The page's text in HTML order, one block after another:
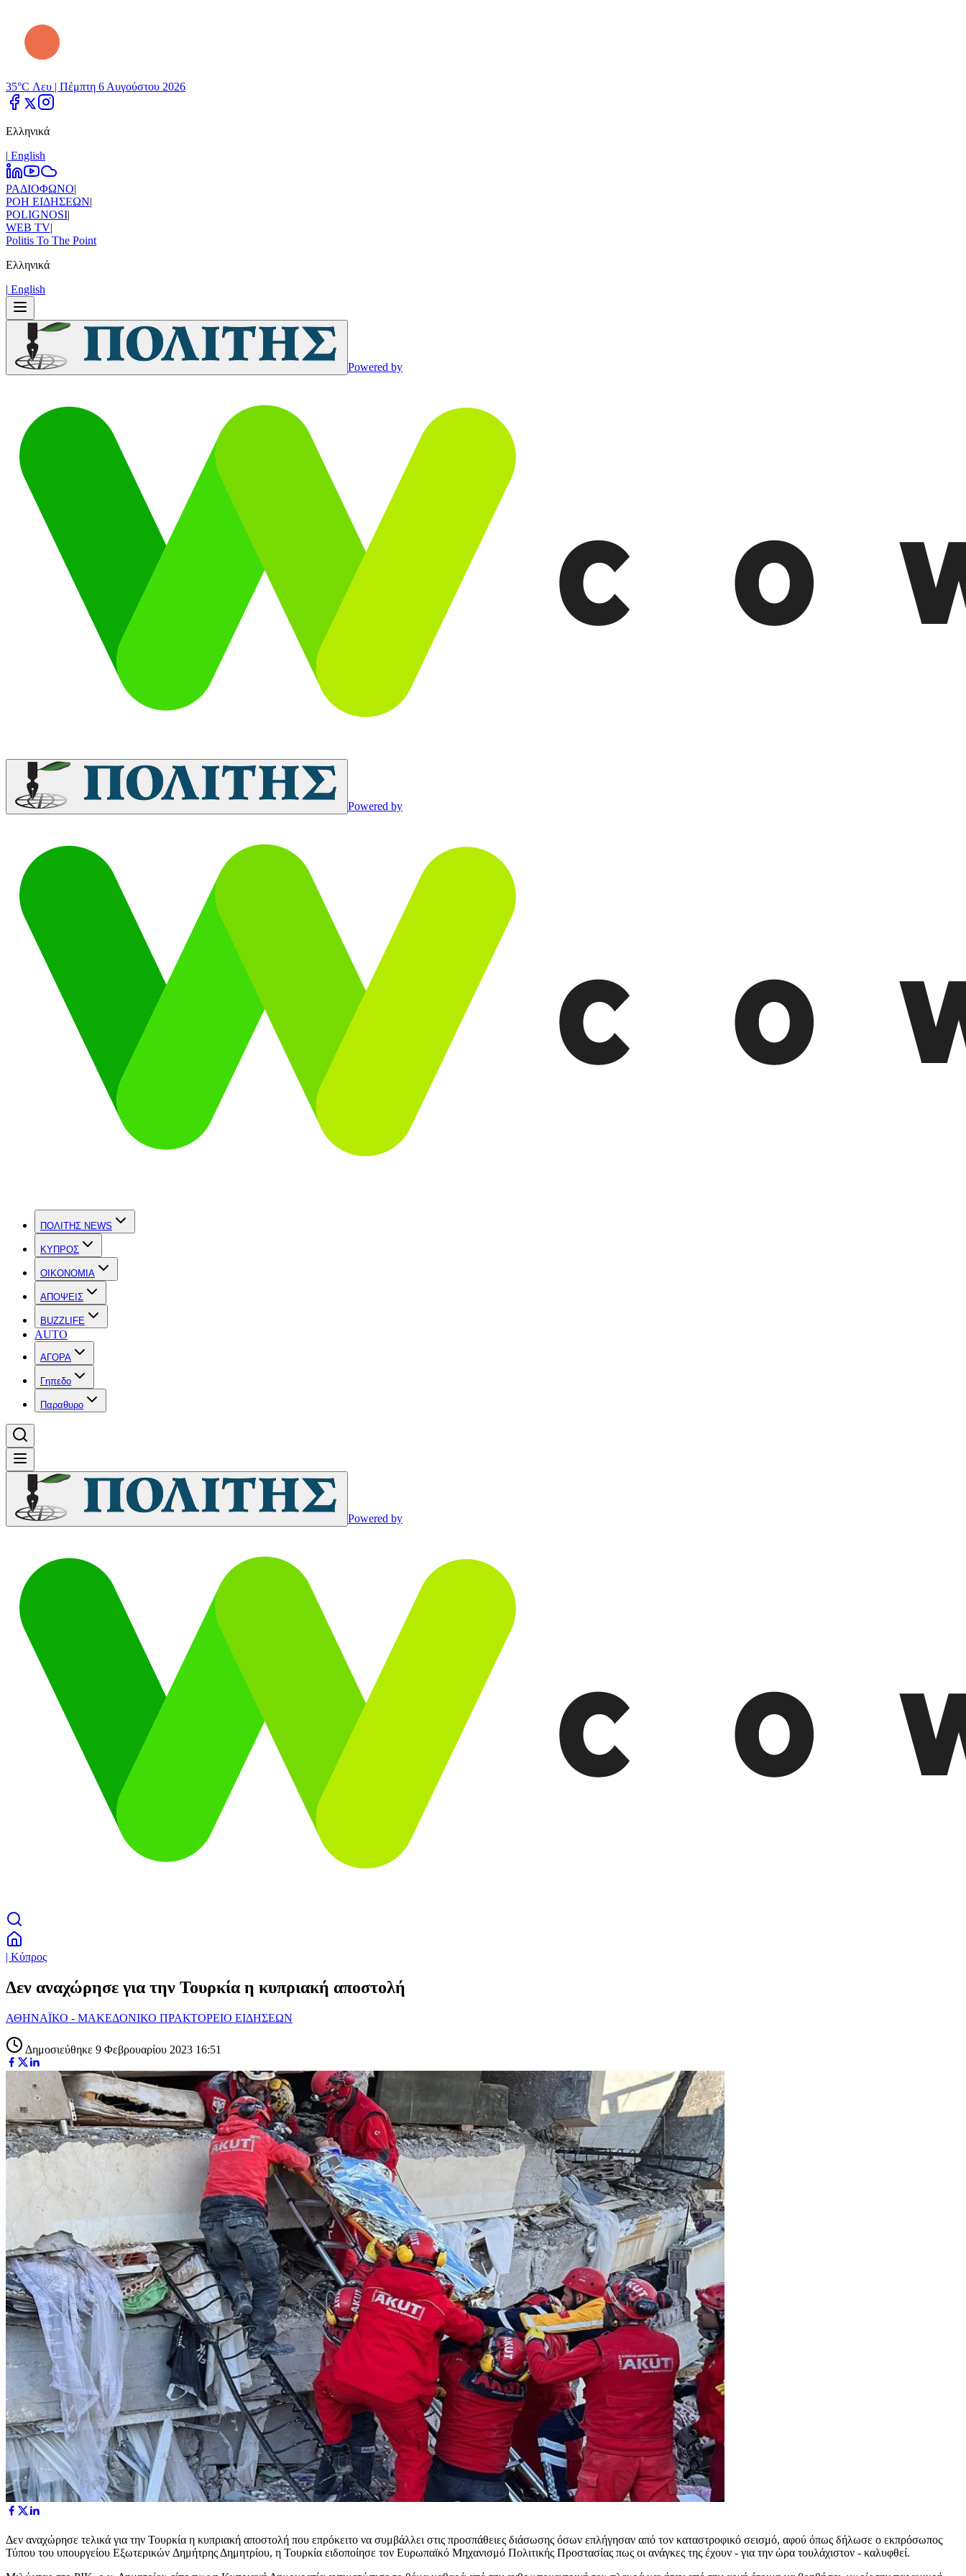
35°C Λευ | Πέμπτη 6 Αυγούστου 2026
Ελληνικά
| Εnglish
ΡΑΔΙΟΦΩΝΟ|
ΡΟΗ ΕΙΔΗΣΕΩΝ|
POLIGNOSI|
WEB TV|
Politis To The Point
Ελληνικά
| Εnglish
Powered by
Powered by
ΠΟΛΙΤΗΣ NEWS
ΚΥΠΡΟΣ
OIKONOMIA
ΑΠΟΨΕΙΣ
BUZZLIFE
AUTO
ΑΓΟΡΑ
Γηπεδο
Παραθυρο
Powered by
| Κύπρος
Δεν αναχώρησε για την Τουρκία η κυπριακή αποστολή
ΑΘΗΝΑΪΚΟ - ΜΑΚΕΔΟΝΙΚΟ ΠΡΑΚΤΟΡΕΙΟ ΕΙΔΗΣΕΩΝ
Δημοσιεύθηκε 9 Φεβρουαρίου 2023 16:51
Δεν αναχώρησε τελικά για την Τουρκία η κυπριακή αποστολή που επρόκειτο να συμβάλλει στις προσπάθειες διάσωσης όσων επλήγησαν από τον καταστροφικό σεισμό, αφού όπως δήλωσε ο εκπρόσωπος
Τύπου του υπουργείου Εξωτερικών Δημήτρης Δημητρίου, η Τουρκία ειδοποίησε τον Ευρωπαϊκό Μηχανισμό Πολιτικής Προστασίας πως οι ανάγκες της έχουν - για την ώρα τουλάχιστον - καλυφθεί.